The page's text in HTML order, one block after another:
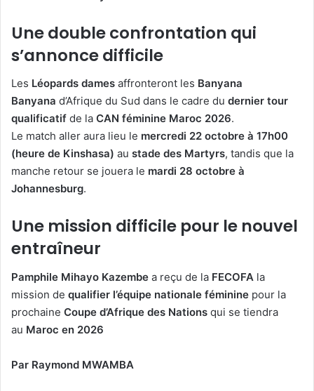
Une double confrontation qui
s’annonce difficile
Les Léopards dames affronteront les Banyana
Banyana d’Afrique du Sud dans le cadre du dernier tour
qualificatif de la CAN féminine Maroc 2026.
Le match aller aura lieu le mercredi 22 octobre à 17h00
(heure de Kinshasa) au stade des Martyrs, tandis que la
manche retour se jouera le mardi 28 octobre à
Johannesburg.
Une mission difficile pour le nouvel
entraîneur
Pamphile Mihayo Kazembe a reçu de la FECOFA la
mission de qualifier l’équipe nationale féminine pour la
prochaine Coupe d’Afrique des Nations qui se tiendra
au Maroc en 2026
Par Raymond MWAMBA